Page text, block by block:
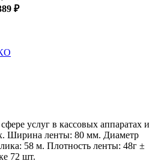
₽
услуг в кассовых аппаратах и
Ширина ленты: 80 мм. Диаметр
58 м. Плотность ленты: 48г ±
72 шт.